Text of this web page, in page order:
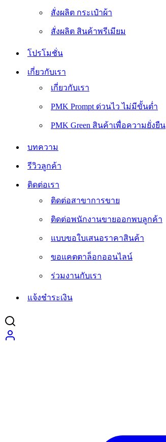
สั่งผลิต กระเป๋าผ้า
สั่งผลิต สินค้าพรีเมียม
โปรโมชั่น
เกี่ยวกับเรา
เกี่ยวกับเรา
PMK Prompt ด่วนไว ไม่มีขั้นต่ำ
PMK Green สินค้าเพื่อความยั่งยืน
บทความ
รีวิวลูกค้า
ติดต่อเรา
ติดต่อสาขาการขาย
ติดต่อพนักงานขายออกพบลูกค้า
แบบขอใบเสนอราคาสินค้า
ขอแคตตาล็อกออนไลน์
ร่วมงานกับเรา
แจ้งชำระเงิน